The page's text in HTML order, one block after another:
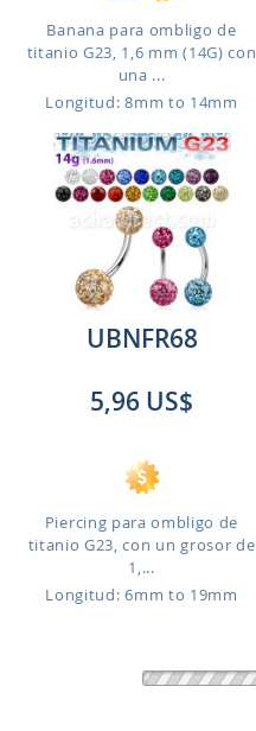
Banana para ombligo de
titanio G23, 1,6 mm (14G) con
una ...
Longitud: 8mm to 14mm
UBNFR68
5,96 US$
Piercing para ombligo de
titanio G23, con un grosor de
1,...
Longitud: 6mm to 19mm